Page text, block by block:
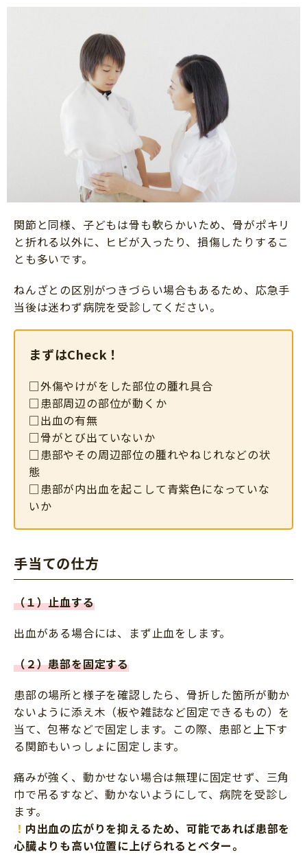
関節と同様、子どもは骨も軟らかいため、骨がポキリ
と折れる以外に、ヒビが入ったり、損傷したりするこ
とも多いです。
ねんざとの区別がつきづらい場合もあるため、応急手
当後は迷わず病院を受診してください。
まずはCheck！
□外傷やけがをした部位の腫れ具合
□患部周辺の部位が動くか
□出血の有無
□骨がとび出ていないか
□患部やその周辺部位の腫れやねじれなどの状
態
□患部が内出血を起こして青紫色になっていな
いか
手当ての仕方
（１）止血する
出血がある場合には、まず止血をします。
（２）患部を固定する
患部の場所と様子を確認したら、骨折した箇所が動か
ないように添え木（板や雑誌など固定できるもの）を
当て、包帯などで固定します。この際、患部と上下す
る関節もいっしょに固定します。
痛みが強く、動かせない場合は無理に固定せず、三角
巾で吊るすなど、動かないようにして、病院を受診し
ます。
！ 内出血の広がりを抑えるため、可能であれば患部を
心臓よりも高い位置に上げられるとベター。